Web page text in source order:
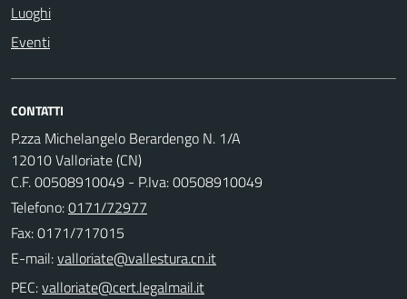
Luoghi
Eventi
CONTATTI
P.zza Michelangelo Berardengo N. 1/A
12010 Valloriate (CN)
C.F. 00508910049 - P.Iva: 00508910049
Telefono:0171/72977
Fax: 0171/717015
E-mail:
PEC: